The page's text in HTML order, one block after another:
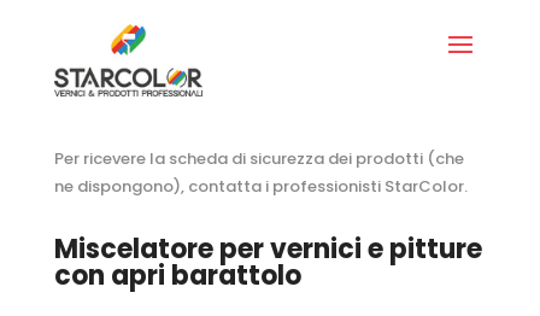
Per ricevere la scheda di sicurezza dei prodotti (che
ne dispongono), contatta i professionisti StarColor.
Miscelatore per vernici e pitture
con apri barattolo